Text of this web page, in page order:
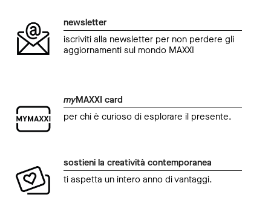
newsletter
iscriviti alla newsletter per non perdere gli
aggiornamenti sul mondo MAXXI
myMAXXI card
per chi è curioso di esplorare il presente.
sostieni la creatività contemporanea
ti aspetta un intero anno di vantaggi.